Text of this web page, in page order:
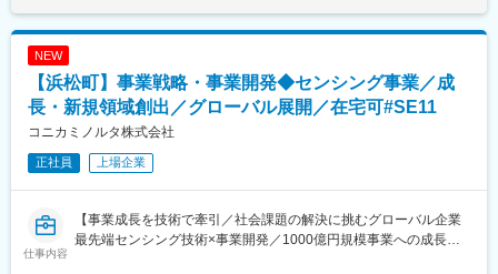
・必要に応じてKOLとの共同研究推進
■採用背景：
生活習慣病や慢性腎・心疾患が世界中で増える中、早期診断、治
療による医療費削減のためプライマリーケアの需要が高まってい
び新項目開発が不可欠です。また、次の柱とすべく確定診断のた
めの既存免疫製品の新機種及び新項目開発、さらには新規の免疫
NEW
【浜松町】事業戦略・事業開発◆センシング事業／成
長・新規領域創出／グローバル展開／在宅可#SE11
コニカミノルタ株式会社
正社員 上場企業
仕事内容
【事業成長を技術で牽引／社会課題の解決に挑むグローバル企業
最先端センシング技術×事業開発／1000億円規模事業への成長戦